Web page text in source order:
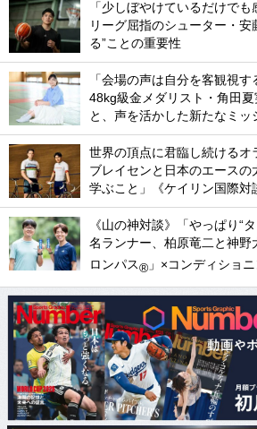
「少しぼやけているだけで
リーグ屈指のシューター・安
る”ことの重要性
「会場の声は自分を客観視
48kg級金メダリスト・角田
と、声を活かした新たなミッ
世界の頂点に君臨し続けるオ
ブレイセンと日本のエースの
学ぶこと」《ケイリン国際対
《山の神対談》「やっぱり“
名ランナー、柏原竜二と神野
ロンパス® 」×コンディショ